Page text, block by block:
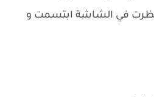
في الشاشة ابتسمت و